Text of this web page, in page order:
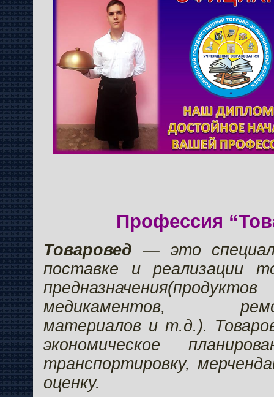
Профессия
Товаровед — это
поставке и реализации
медикаментов,
материалов и т.д.).
экономическое
транспортировку,
оценку.